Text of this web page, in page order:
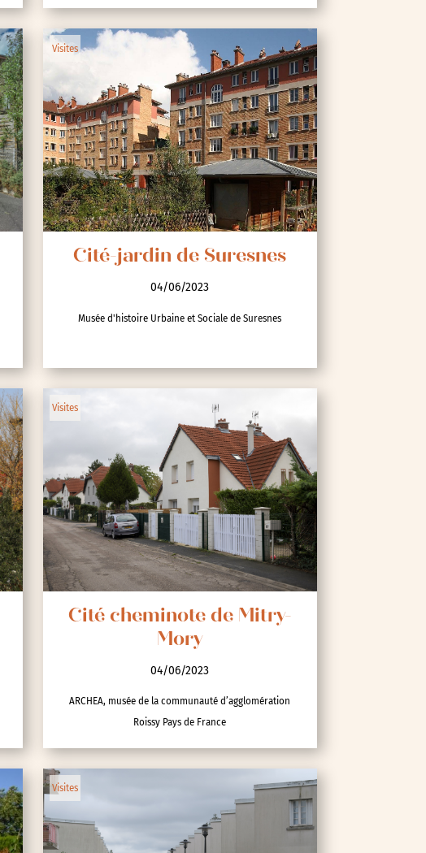
Visites
Cité-jardin de Suresnes
04/06/2023
Musée d'histoire Urbaine et Sociale de Suresnes
Visites
Cité cheminote de Mitry-
Mory
04/06/2023
ARCHEA, musée de la communauté d’agglomération
Roissy Pays de France
Visites